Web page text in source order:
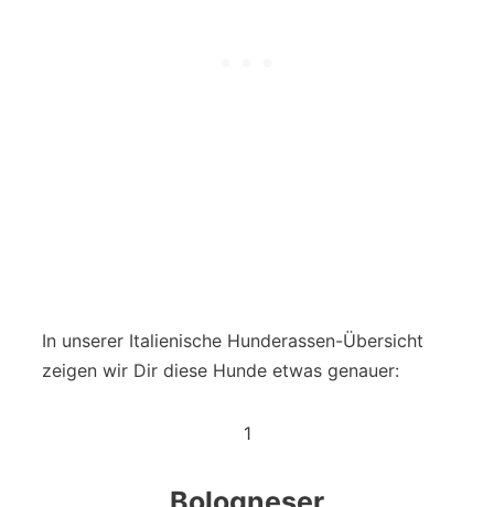
In unserer Italienische Hunderassen-Übersicht
zeigen wir Dir diese Hunde etwas genauer:
1